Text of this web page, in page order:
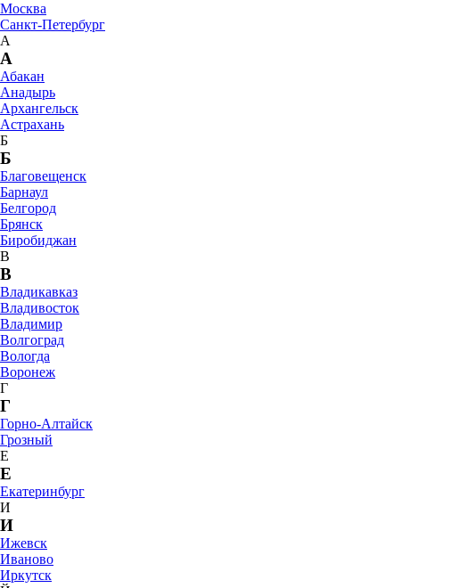
Москва
Санкт-Петербург
А
А
Абакан
Анадырь
Архангельск
Астрахань
Б
Б
Благовещенск
Барнаул
Белгород
Брянск
Биробиджан
В
В
Владикавказ
Владивосток
Владимир
Волгоград
Вологда
Воронеж
Г
Г
Горно-Алтайск
Грозный
Е
Е
Екатеринбург
И
И
Ижевск
Иваново
Иркутск